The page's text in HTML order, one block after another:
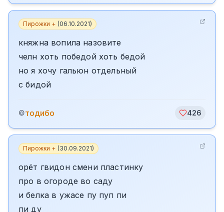
Пирожки + (06.10.2021)
княжна вопила назовите
челн хоть победой хоть бедой
но я хочу гальюн отдельный
с бидой
©тодибо 426
Пирожки + (30.09.2021)
орёт гвидон смени пластинку
про в огороде во саду
и белка в ужасе пу пуп пи
пи ду